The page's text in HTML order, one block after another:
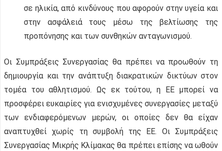
σε ηλικία, από κινδύνους που αφορούν στην υγεία και
στην ασφάλειά τους μέσω της βελτίωσης της
προπόνησης και των συνθηκών ανταγωνισμού.
Οι Συμπράξεις Συνεργασίας θα πρέπει να προωθούν τη
δημιουργία και την ανάπτυξη διακρατικών δικτύων στον
τομέα του αθλητισμού. Ως εκ τούτου, η ΕΕ μπορεί να
προσφέρει ευκαιρίες για ενισχυμένες συνεργασίες μεταξύ
των ενδιαφερόμενων μερών, οι οποίες δεν θα είχαν
αναπτυχθεί χωρίς τη συμβολή της ΕΕ. Οι Συμπράξεις
Συνεργασίας Μικρής Κλίμακας θα πρέπει επίσης να ωθούν